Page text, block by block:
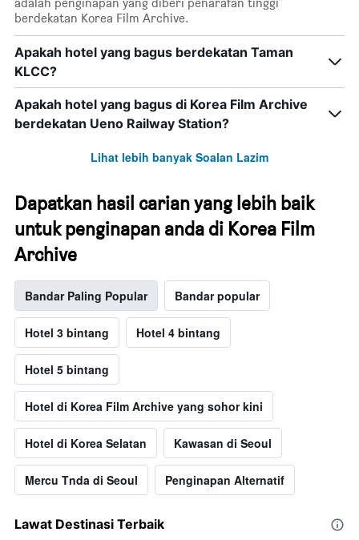
berdekatan Korea Film Archive.
Apakah hotel yang bagus berdekatan Taman
KLCC?
Apakah hotel yang bagus di Korea Film Archive
berdekatan Ueno Railway Station?
Lihat lebih banyak Soalan Lazim
Dapatkan hasil carian yang lebih baik
untuk penginapan anda di Korea Film
Archive
Bandar Paling Popular Bandar popular
Hotel 3 bintang Hotel 4 bintang
Hotel 5 bintang
Hotel di Korea Film Archive yang sohor kini
Hotel di Korea Selatan Kawasan di Seoul
Mercu Tnda di Seoul Penginapan Alternatif
Lawat Destinasi Terbaik